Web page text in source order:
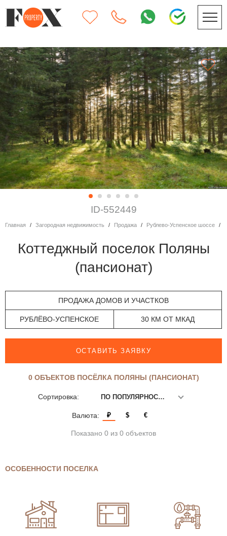
ID-552449
Главная Загородная недвижимость Продажа Рублево-Успенское шоссе
Коттеджный поселок Поляны
(пансионат)
ПРОДАЖА ДОМОВ И УЧАСТКОВ
РУБЛЁВО-УСПЕНСКОЕ 30 КМ ОТ МКАД
ОСТАВИТЬ ЗАЯВКУ
0 ОБЪЕКТОВ ПОСЁЛКА ПОЛЯНЫ (ПАНСИОНАТ)
Сортировка: ПО ПОПУЛЯРНОСТИ
Валюта: ₽ $ €
Показано 0 из 0 объектов
ОСОБЕННОСТИ ПОСЕЛКА